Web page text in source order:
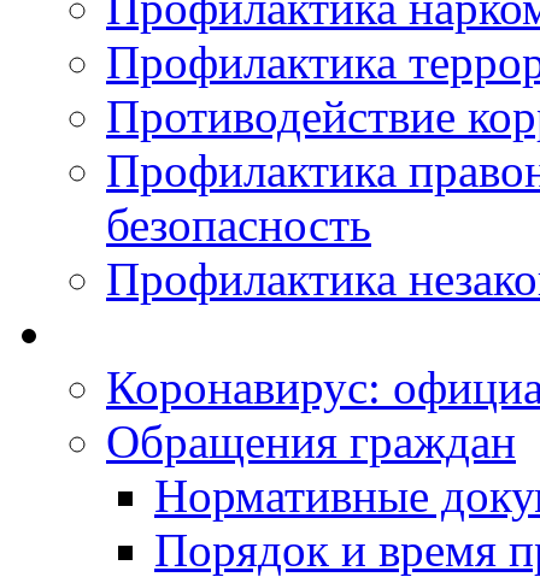
Профилактика
Противодействие
Профилактика
безопасность
Профилактика
Коронавирус:
Обращения граждан
Нормативные
Порядок и время